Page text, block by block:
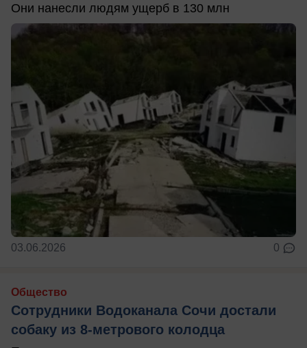
Они нанесли людям ущерб в 130 млн
03.06.2026 0
Общество
Сотрудники Водоканала Сочи достали
собаку из 8-метрового колодца